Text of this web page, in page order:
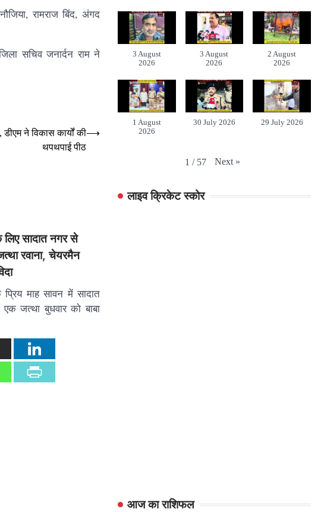
रामराज बिंद, अंगद
सचिव जनार्दन राम ने
ने विकास कार्यों की
थपथपाई पीठ
⟶
लिए सादात नगर से
रवाना, चेयरमैन
प्रिय माह सावन में सादात
जत्था बुधवार को बाबा
3 August
2026
3 August
2026
2 August
2026
1 August
2026
30 July 2026 29 July 2026
1 / 57 Next »
लाइव क्रिकेट स्कोर
आज का राशिफल